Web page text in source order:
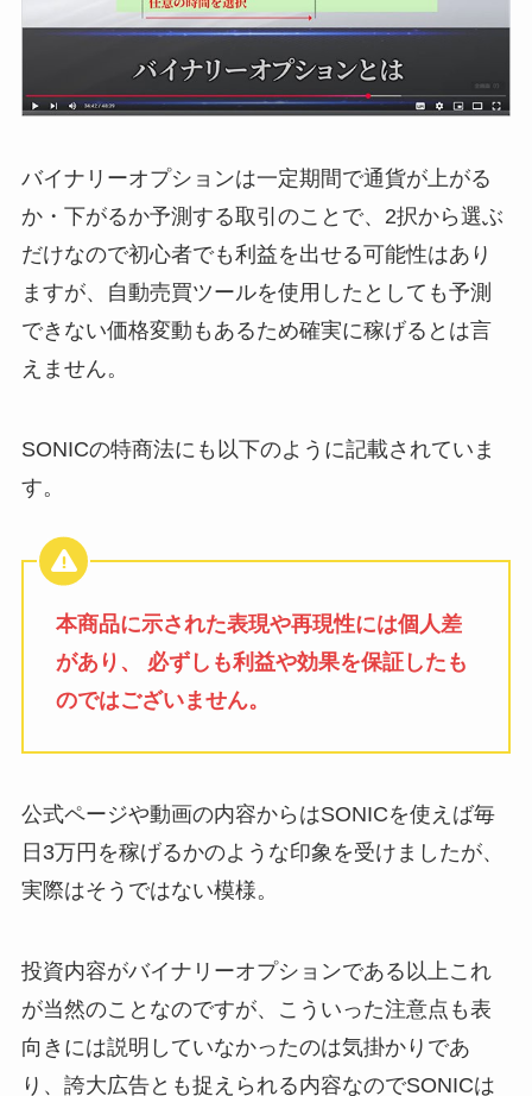
バイナリーオプションは一定期間で通貨が上がる
か・下がるか予測する取引のことで、2択から選ぶ
だけなので初心者でも利益を出せる可能性はあり
ますが、自動売買ツールを使用したとしても予測
できない価格変動もあるため確実に稼げるとは言
えません。
SONICの特商法にも以下のように記載されていま
す。
本商品に示された表現や再現性には個人差
があり、 必ずしも利益や効果を保証したも
のではございません。
公式ページや動画の内容からはSONICを使えば毎
日3万円を稼げるかのような印象を受けましたが、
実際はそうではない模様。
投資内容がバイナリーオプションである以上これ
が当然のことなのですが、こういった注意点も表
向きには説明していなかったのは気掛かりであ
り、誇大広告とも捉えられる内容なのでSONICは